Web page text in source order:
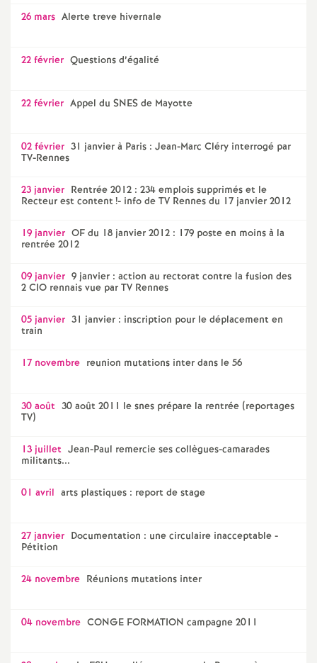
26 mars Alerte treve hivernale
22 février Questions d’égalité
22 février Appel du SNES de Mayotte
02 février 31 janvier à Paris : Jean-Marc Cléry interrogé par
TV-Rennes
23 janvier Rentrée 2012 : 234 emplois supprimés et le
Recteur est content!- info de TV Rennes du 17 janvier 2012
19 janvier OF du 18 janvier 2012 : 179 poste en moins à la
rentrée 2012
09 janvier 9 janvier : action au rectorat contre la fusion des
2 CIO rennais vue par TV Rennes
05 janvier 31 janvier : inscription pour le déplacement en
train
17 novembre reunion mutations inter dans le 56
30 août 30 août 2011 le snes prépare la rentrée (reportages
TV)
13 juillet Jean-Paul remercie ses collègues-camarades
militants...
01 avril arts plastiques : report de stage
27 janvier Documentation : une circulaire inacceptable -
Pétition
24 novembre Réunions mutations inter
04 novembre CONGE FORMATION campagne 2011